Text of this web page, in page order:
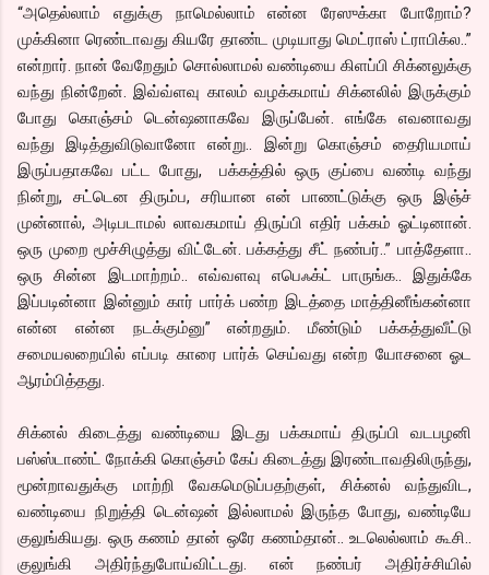
“அதெல்லாம் எதுக்கு நாமெல்லாம் என்ன ரேஸுக்கா போறோம்?
முக்கினா ரெண்டாவது கியரே தாண்ட முடியாது மெட்ராஸ் ட்ராபிக்ல..”
என்றார். நான் வேறேதும் சொல்லாமல் வண்டியை கிளப்பி சிக்னலுக்கு
வந்து நின்றேன். இவ்வ்ளவு காலம் வழக்கமாய் சிக்னலில் இருக்கும்
போது கொஞ்சம் டென்ஷனாகவே இருப்பேன். எங்கே எவனாவது
வந்து இடித்துவிடுவானோ என்று.. இன்று கொஞ்சம் தைரியமாய்
இருப்பதாகவே பட்ட போது, பக்கத்தில் ஒரு குப்பை வண்டி வந்து
நின்று, சட்டென திரும்ப, சரியான என் பாணட்டுக்கு ஒரு இஞ்ச்
முன்னால், அடிபடாமல் லாவகமாய் திருப்பி எதிர் பக்கம் ஓட்டினான்.
ஒரு முறை மூச்சிழுத்து விட்டேன். பக்கத்து சீட் நண்பர்..” பாத்தேளா..
ஒரு சின்ன இடமாற்றம்.. எவ்வளவு எபெஃக்ட் பாருங்க.. இதுக்கே
இப்படின்னா இன்னும் கார் பார்க் பண்ற இடத்தை மாத்தினீங்கன்னா
என்ன என்ன நடக்கும்னு” என்றதும். மீண்டும் பக்கத்துவீட்டு
சமையலறையில் எப்படி காரை பார்க் செய்வது என்ற யோசனை ஓட
ஆரம்பித்தது.
சிக்னல் கிடைத்து வண்டியை இடது பக்கமாய் திருப்பி வடபழனி
பஸ்ஸ்டாண்ட் நோக்கி கொஞ்சம் கேப் கிடைத்து இரண்டாவதிலிருந்து,
மூன்றாவதுக்கு மாற்றி வேகமெடுப்பதற்குள், சிக்னல் வந்துவிட,
வண்டியை நிறுத்தி டென்ஷன் இல்லாமல் இருந்த போது, வண்டியே
குலுங்கியது. ஒரு கணம் தான் ஒரே கணம்தான்.. உடலெல்லாம் கூசி..
குலுங்கி அதிர்ந்துபோய்விட்டது. என் நண்பர் அதிர்ச்சியில்